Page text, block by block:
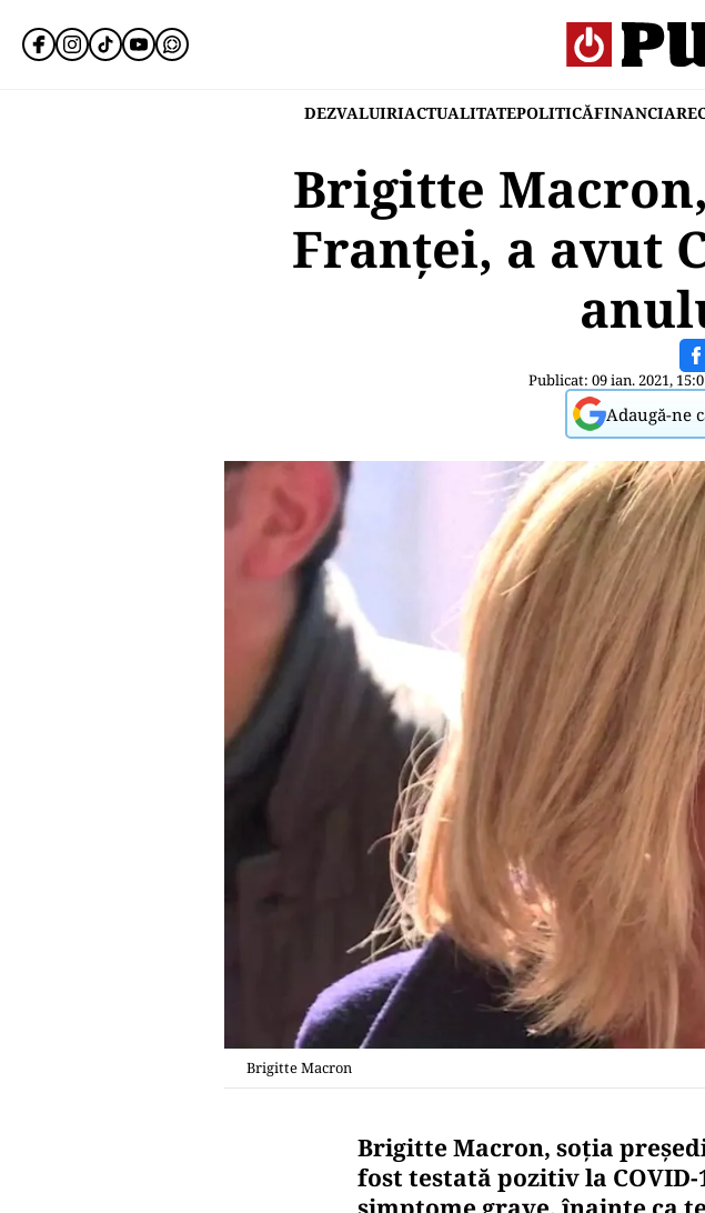
DEZVALUIRIACTUALITATEPOLITICĂFINANCIAR
Brigitte
Franței, a avut
Publicat: 09 ian. 2021,
Adaugă-ne
Brigitte Macron
Brigitte Macron, soţia
fost testată pozitiv la